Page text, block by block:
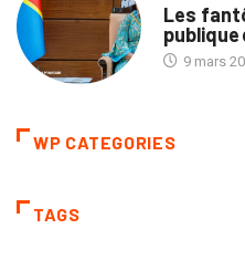
Les
publique
9 mars
WP CATEGORIES
TAGS